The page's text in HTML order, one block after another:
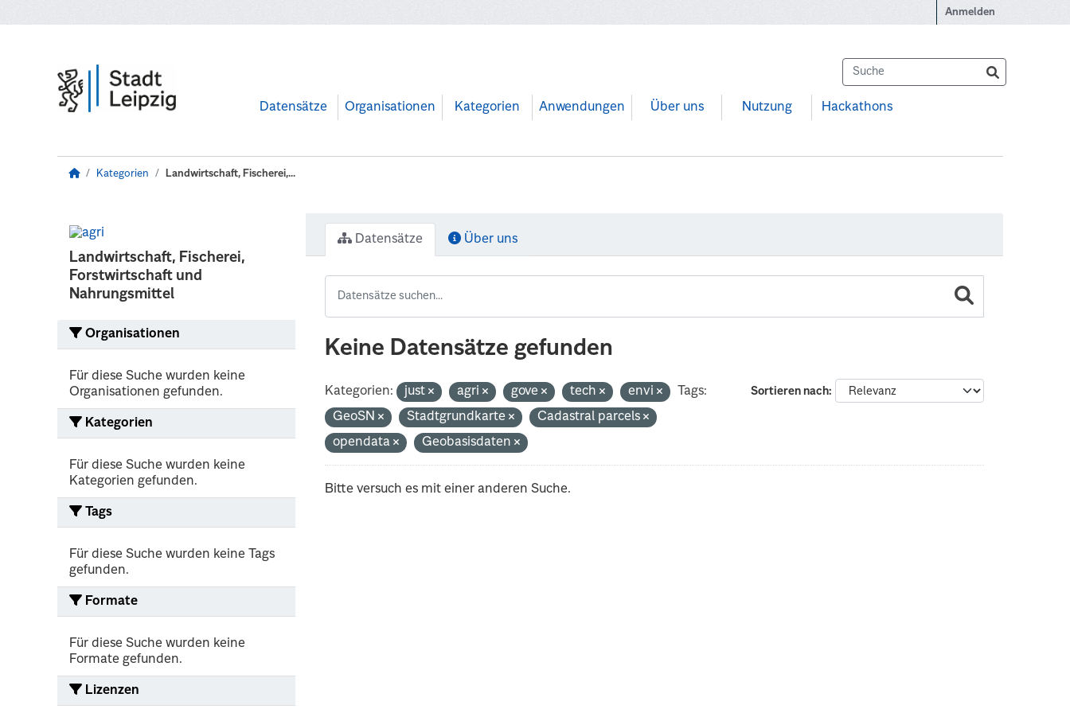
Anmelden
Datensätze Organisationen Kategorien Anwendungen Über uns Nutzung Hackathons
Kategorien Landwirtschaft, Fischerei,...
Landwirtschaft, Fischerei,
Forstwirtschaft und
Nahrungsmittel
Organisationen
Für diese Suche wurden keine
Organisationen gefunden.
Kategorien
Für diese Suche wurden keine
Kategorien gefunden.
Tags
Für diese Suche wurden keine Tags
gefunden.
Formate
Für diese Suche wurden keine
Formate gefunden.
Lizenzen
Datensätze Über uns
Keine Datensätze gefunden
Sortieren nach
Kategorien: just agri gove tech envi
Tags:
GeoSN
Stadtgrundkarte
Cadastral parcels
opendata
Geobasisdaten
Bitte versuch es mit einer anderen Suche.